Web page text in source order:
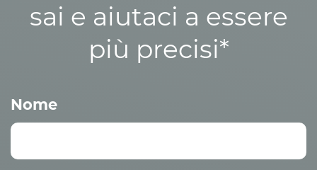
sai e aiutaci a essere
più precisi*
Nome